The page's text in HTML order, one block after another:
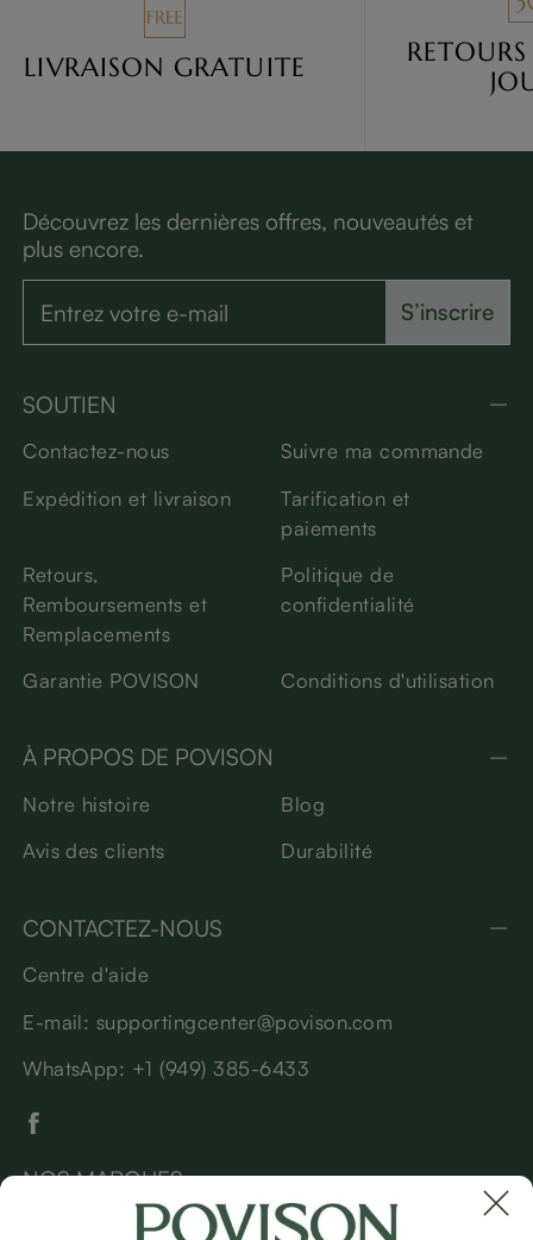
LIVRAISON GRATUITE
Découvrez les dernières offres, nouveautés et
plus encore.
S’inscrire
SOUTIEN
Contactez-nous
Suivre ma commande
Expédition et livraison
Tarification et
paiements
Retours,
Remboursements et
Remplacements
Politique de
confidentialité
Garantie POVISON Conditions d'utilisation
À PROPOS DE POVISON
Notre histoire
Blog
Avis des clients
Durabilité
CONTACTEZ-NOUS
Centre d'aide
E-mail: supportingcenter@povison.com
WhatsApp: +1 (949) 385-6433
NOS MARQUES